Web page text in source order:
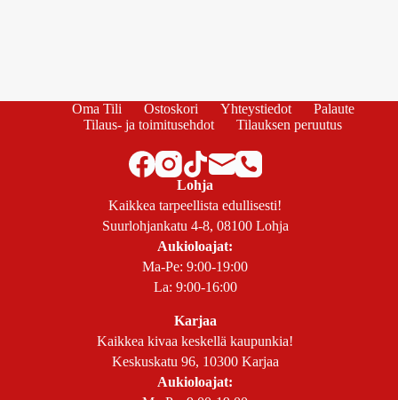
Oma Tili Ostoskori Yhteystiedot
Palaute
Tilaus- ja toimitusehdot
Tilauksen peruutus
Lohja
Kaikkea tarpeellista edullisesti!
Suurlohjankatu 4-8, 08100 Lohja
Aukioloajat:
Ma-Pe: 9:00-19:00
La: 9:00-16:00
Karjaa
Kaikkea kivaa keskellä kaupunkia!
Keskuskatu 96, 10300 Karjaa
Aukioloajat: